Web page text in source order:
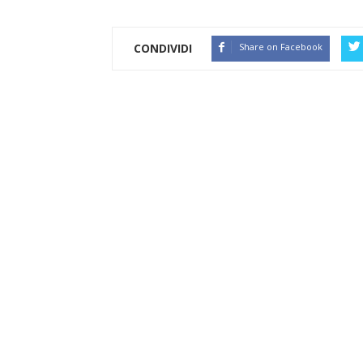
CONDIVIDI Share on Facebook